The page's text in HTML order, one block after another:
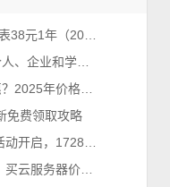
免费领取攻略